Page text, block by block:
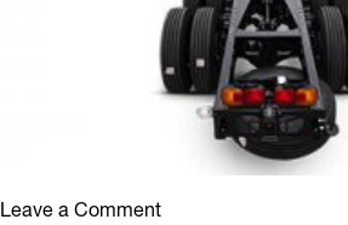
Leave a Commenton